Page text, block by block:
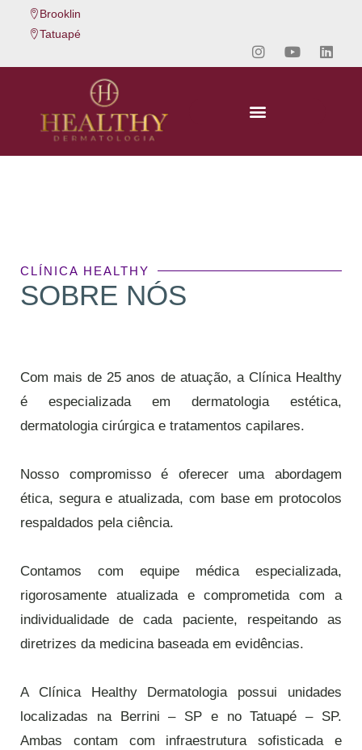
Brooklin
Tatuapé
CLÍNICA HEALTHY
SOBRE NÓS
Com mais de 25 anos de atuação, a Clínica Healthy
é especializada em dermatologia estética,
dermatologia cirúrgica e tratamentos capilares.
Nosso compromisso é oferecer uma abordagem
ética, segura e atualizada, com base em protocolos
respaldados pela ciência.
Contamos com equipe médica especializada,
rigorosamente atualizada e comprometida com a
individualidade de cada paciente, respeitando as
diretrizes da medicina baseada em evidências.
A Clínica Healthy Dermatologia possui unidades
localizadas na Berrini – SP e no Tatuapé – SP.
Ambas contam com infraestrutura sofisticada e